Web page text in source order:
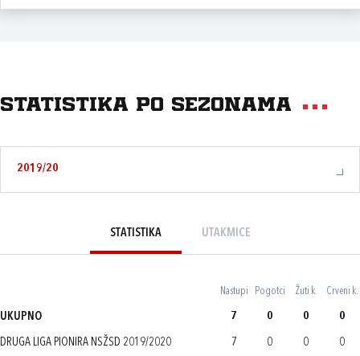
Statistika po sezonama
2019/20
STATISTIKA UTAKMICE
Nastupi Pogotci Žuti k. Crveni k.
UKUPNO 7 0 0 0
DRUGA LIGA PIONIRA NSŽSD 2019/2020 7 0 0 0